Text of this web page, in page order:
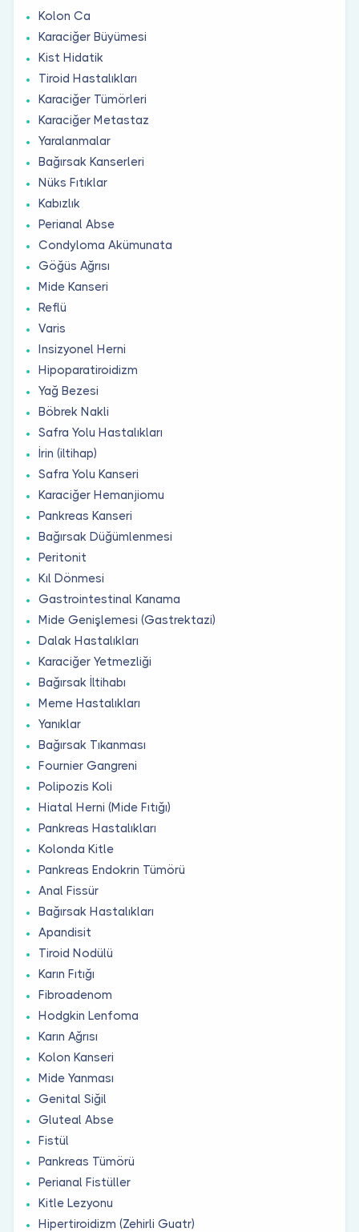
Kolon Ca
Karaciğer Büyümesi
Kist Hidatik
Tiroid Hastalıkları
Karaciğer Tümörleri
Karaciğer Metastaz
Yaralanmalar
Bağırsak Kanserleri
Nüks Fıtıklar
Kabızlık
Perianal Abse
Condyloma Akümunata
Göğüs Ağrısı
Mide Kanseri
Reflü
Varis
Insizyonel Herni
Hipoparatiroidizm
Yağ Bezesi
Böbrek Nakli
Safra Yolu Hastalıkları
İrin (iltihap)
Safra Yolu Kanseri
Karaciğer Hemanjiomu
Pankreas Kanseri
Bağırsak Düğümlenmesi
Peritonit
Kıl Dönmesi
Gastrointestinal Kanama
Mide Genişlemesi (Gastrektazi)
Dalak Hastalıkları
Karaciğer Yetmezliği
Bağırsak İltihabı
Meme Hastalıkları
Yanıklar
Bağırsak Tıkanması
Fournier Gangreni
Polipozis Koli
Hiatal Herni (Mide Fıtığı)
Pankreas Hastalıkları
Kolonda Kitle
Pankreas Endokrin Tümörü
Anal Fissür
Bağırsak Hastalıkları
Apandisit
Tiroid Nodülü
Karın Fıtığı
Fibroadenom
Hodgkin Lenfoma
Karın Ağrısı
Kolon Kanseri
Mide Yanması
Genital Siğil
Gluteal Abse
Fistül
Pankreas Tümörü
Perianal Fistüller
Kitle Lezyonu
Hipertiroidizm (Zehirli Guatr)